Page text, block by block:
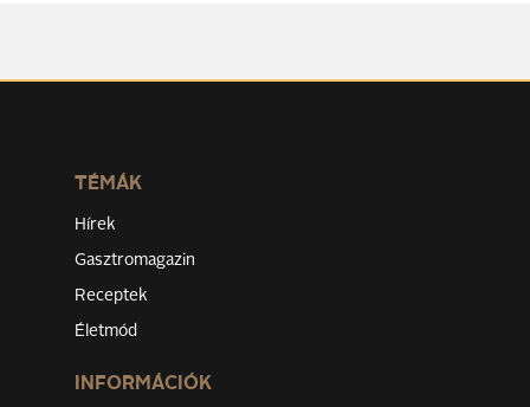
TÉMÁK
Hírek
Gasztromagazin
Receptek
Életmód
INFORMÁCIÓK